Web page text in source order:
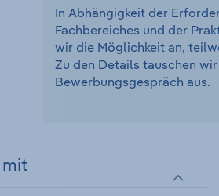
In Abhängigkeit der
Fachbereiches und der
wir die Möglichkeit an,
Zu den Details tauschen
Bewerbungsgespräch aus.
mit